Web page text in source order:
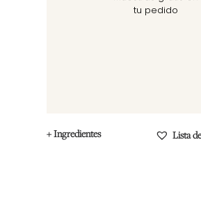
tu pedido
+ Ingredientes Lista